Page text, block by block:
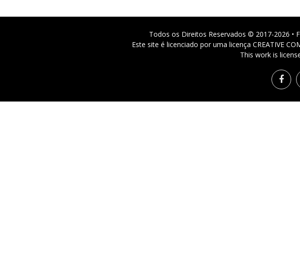
Todos os Direitos Reservados © 2017-2026 •
Este site é licenciado por uma licença CREATIVE
This work is